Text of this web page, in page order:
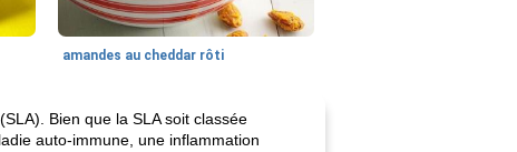
amandes au cheddar rôti
Bien que la SLA soit classée
auto-immune, une inflammation